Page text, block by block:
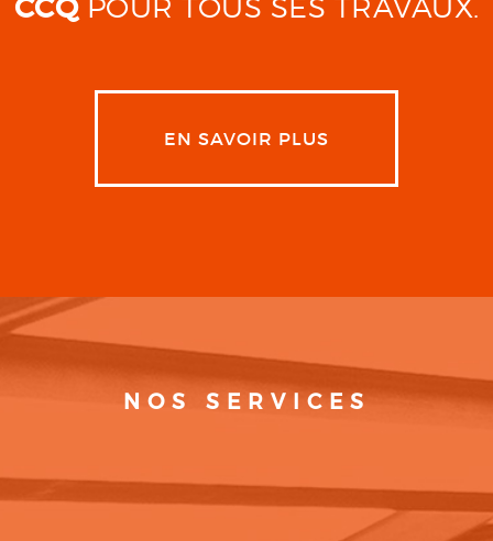
CCQPOUR TOUS SES TRAVAUX.
EN SAVOIR PLUS
NOS SERVICES